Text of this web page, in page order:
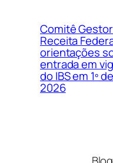
Comitê Gestor
Receita
orientações
entrada em
do IBS em 1º
2026